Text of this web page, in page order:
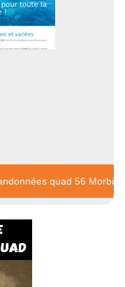
quad 56